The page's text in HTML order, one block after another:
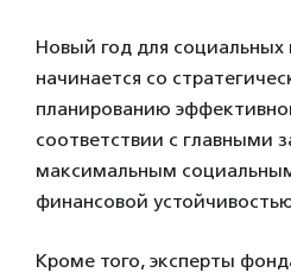
Новый год для
начинается со
планированию
соответствии с главными
максимальным
финансовой
Кроме того, эксперты